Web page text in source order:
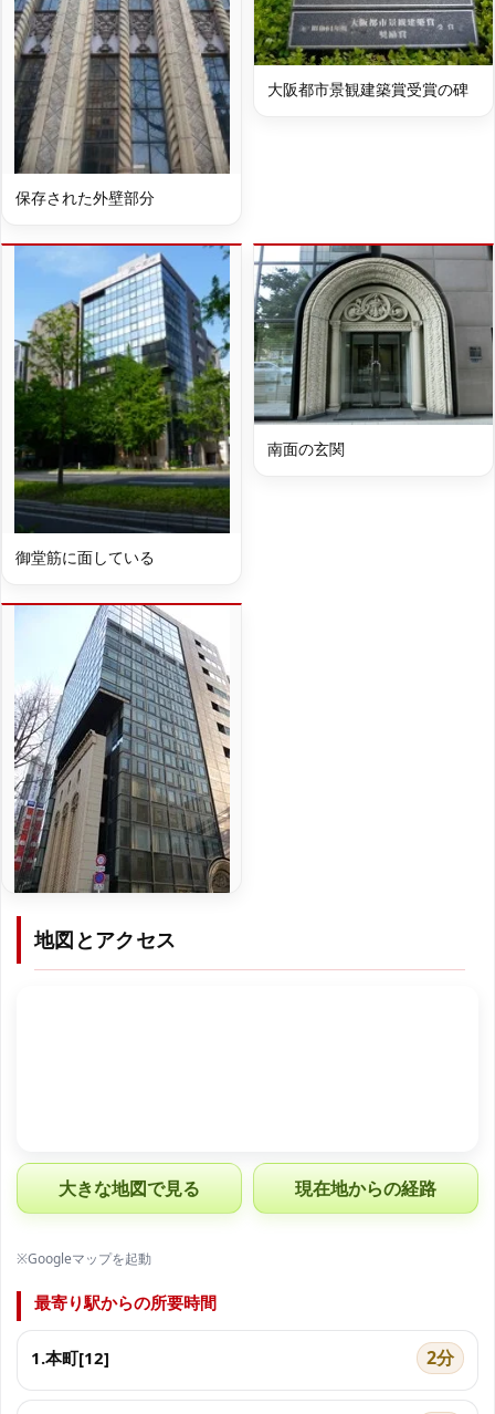
保存された外壁部分
大阪都市景観建築賞受賞の碑
御堂筋に面している
南面の玄関
地図とアクセス
大きな地図で見る 現在地からの経路
※Googleマップを起動
最寄り駅からの所要時間
1.本町[12] 2分